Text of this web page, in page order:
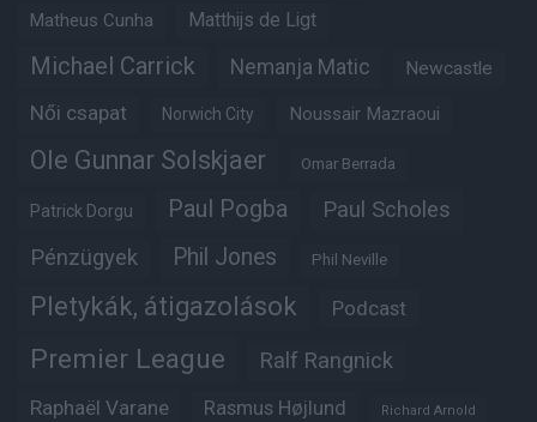
Matheus Cunha Matthijs de Ligt
Michael Carrick Nemanja Matic Newcastle
Női csapat Norwich City Noussair Mazraoui
Ole Gunnar Solskjaer Omar Berrada
Patrick Dorgu Paul Pogba Paul Scholes
Pénzügyek Phil Jones Phil Neville
Pletykák, átigazolások Podcast
Premier League Ralf Rangnick
Raphaël Varane Rasmus Højlund Richard Arnold